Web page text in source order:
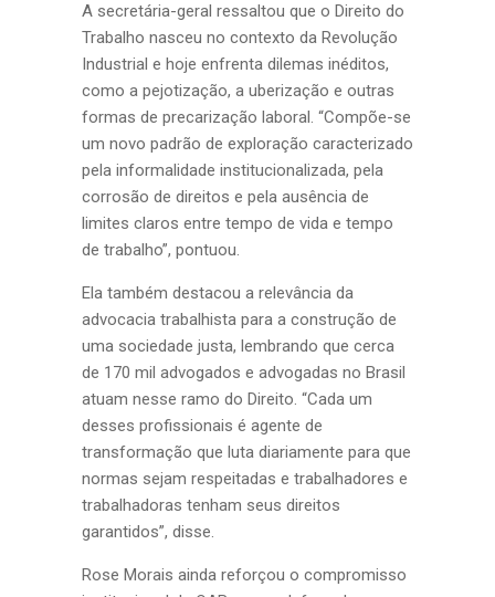
A secretária-geral ressaltou que o Direito do
Trabalho nasceu no contexto da Revolução
Industrial e hoje enfrenta dilemas inéditos,
como a pejotização, a uberização e outras
formas de precarização laboral. “Compõe-se
um novo padrão de exploração caracterizado
pela informalidade institucionalizada, pela
corrosão de direitos e pela ausência de
limites claros entre tempo de vida e tempo
de trabalho”, pontuou.
Ela também destacou a relevância da
advocacia trabalhista para a construção de
uma sociedade justa, lembrando que cerca
de 170 mil advogados e advogadas no Brasil
atuam nesse ramo do Direito. “Cada um
desses profissionais é agente de
transformação que luta diariamente para que
normas sejam respeitadas e trabalhadores e
trabalhadoras tenham seus direitos
garantidos”, disse.
Rose Morais ainda reforçou o compromisso